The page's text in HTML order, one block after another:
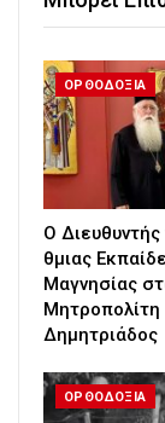
ΟΡΘΟΔΟΞΙΑ
Ο
θμιας
Μαγνησίας
Μητροπολίτη
Δημητριάδος
ΟΡΘΟΔΟΞΙΑ